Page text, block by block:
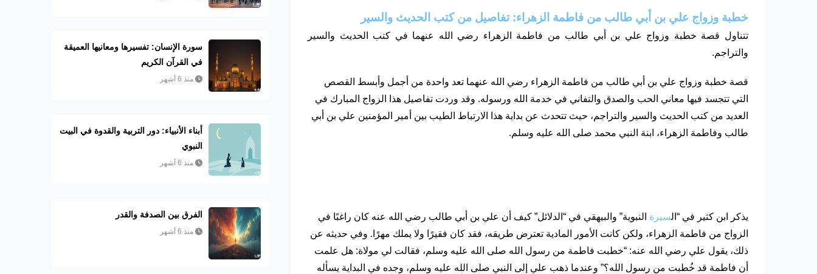
خطبة وزواج علي بن أبي طالب من فاطمة الزهراء: تفاصيل من كتب الحديث والسير
تتناول قصة خطبة وزواج علي بن أبي طالب من فاطمة الزهراء رضي الله عنهما في كتب الحديث والسير
والتراجم.
قصة خطبة وزواج علي بن أبي طالب من فاطمة الزهراء رضي الله عنهما تعد واحدة من أجمل وأبسط القصص
التي تتجسد فيها معاني الحب والصدق والتفاني في خدمة الله ورسوله. وقد وردت تفاصيل هذا الزواج المبارك في
العديد من كتب الحديث والسير والتراجم، حيث تتحدث عن بداية هذا الارتباط الطيب بين أمير المؤمنين علي بن أبي
طالب وفاطمة الزهراء، ابنة النبي محمد صلى الله عليه وسلم.
يذكر ابن كثير في “السيرة النبوية” والبيهقي في “الدلائل” كيف أن علي بن أبي طالب رضي الله عنه كان راغبًا في
الزواج من فاطمة الزهراء، ولكن كانت الأمور المادية تعترض طريقه، فقد كان فقيرًا ولا يملك مهرًا. وفي حديثه عن
ذلك، يقول علي رضي الله عنه: “خطبت فاطمة من رسول الله صلى الله عليه وسلم، فقالت لي مولاة: هل علمت
أن فاطمة قد خُطبت من رسول الله؟” وعندما ذهب علي إلى النبي صلى الله عليه وسلم، وجده في البداية يسأله
سورة الإنسان: تفسيرها ومعانيها العميقة
في القرآن الكريم
منذ 6 أشهر
أبناء الأنبياء: دور التربية والقدوة في البيت
النبوي
منذ 6 أشهر
الفرق بين الصدفة والقدر
منذ 6 أشهر